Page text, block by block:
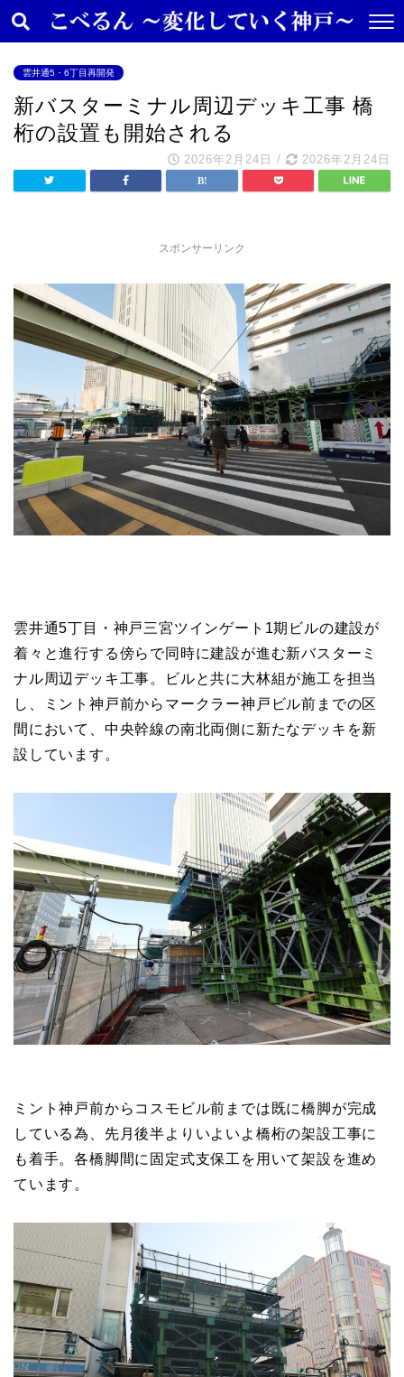
雲井通5・6丁目再開発
新バスターミナル周辺デッキ工事 橋
桁の設置も開始される
2026年2月24日 / 2026年2月24日
スポンサーリンク
雲井通5丁目・神戸三宮ツインゲート1期ビルの建設が
着々と進行する傍らで同時に建設が進む新バスターミ
ナル周辺デッキ工事。ビルと共に大林組が施工を担当
し、ミント神戸前からマークラー神戸ビル前までの区
間において、中央幹線の南北両側に新たなデッキを新
設しています。
ミント神戸前からコスモビル前までは既に橋脚が完成
している為、先月後半よりいよいよ橋桁の架設工事に
も着手。各橋脚間に固定式支保工を用いて架設を進め
ています。